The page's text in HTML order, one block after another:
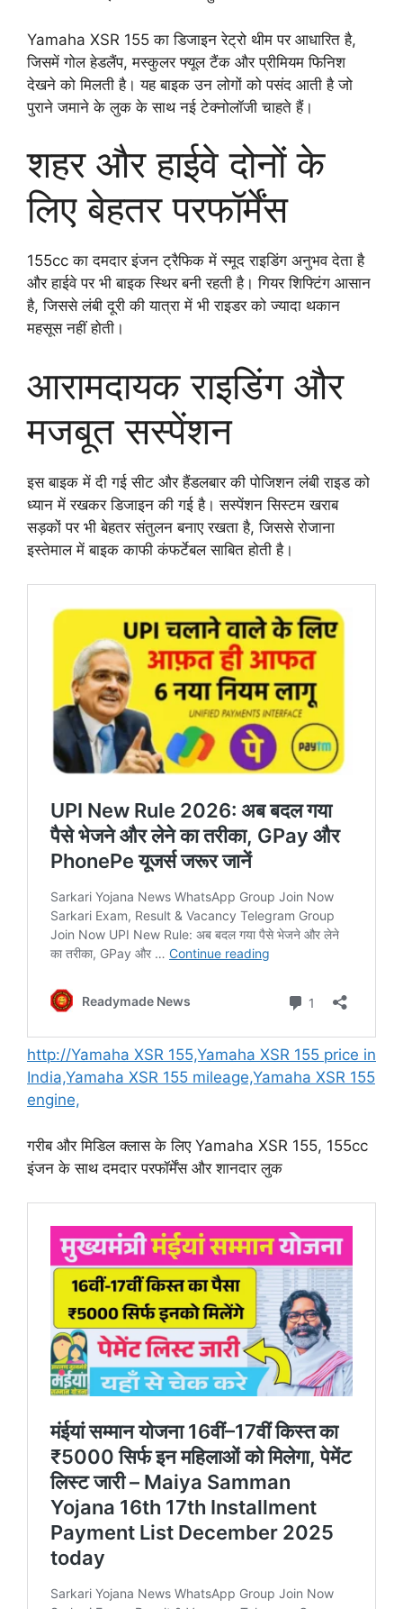
Yamaha XSR 155 का डिजाइन रेट्रो थीम पर आधारित है,
जिसमें गोल हेडलैंप, मस्कुलर फ्यूल टैंक और प्रीमियम फिनिश
देखने को मिलती है। यह बाइक उन लोगों को पसंद आती है जो
पुराने जमाने के लुक के साथ नई टेक्नोलॉजी चाहते हैं।
शहर और हाईवे दोनों के
लिए बेहतर परफॉर्मेंस
155cc का दमदार इंजन ट्रैफिक में स्मूद राइडिंग अनुभव देता है
और हाईवे पर भी बाइक स्थिर बनी रहती है। गियर शिफ्टिंग आसान
है, जिससे लंबी दूरी की यात्रा में भी राइडर को ज्यादा थकान
महसूस नहीं होती।
आरामदायक राइडिंग और
मजबूत सस्पेंशन
इस बाइक में दी गई सीट और हैंडलबार की पोजिशन लंबी राइड को
ध्यान में रखकर डिजाइन की गई है। सस्पेंशन सिस्टम खराब
सड़कों पर भी बेहतर संतुलन बनाए रखता है, जिससे रोजाना
इस्तेमाल में बाइक काफी कंफर्टेबल साबित होती है।
http://Yamaha XSR 155,Yamaha XSR 155 price in
India,Yamaha XSR 155 mileage,Yamaha XSR 155
engine,
गरीब और मिडिल क्लास के लिए Yamaha XSR 155, 155cc
इंजन के साथ दमदार परफॉर्मेंस और शानदार लुक